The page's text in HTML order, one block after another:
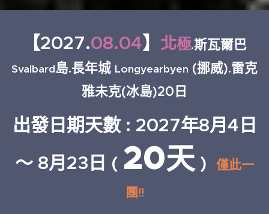
【2027.08.04】 北極.斯瓦爾巴
Svalbard島.長年城 Longyearbyen (挪威).雷克
雅未克(冰島)20日
出發日期天數 : 2027年8月4日
～ 8月23日 ( 20天)
僅此一
團!!